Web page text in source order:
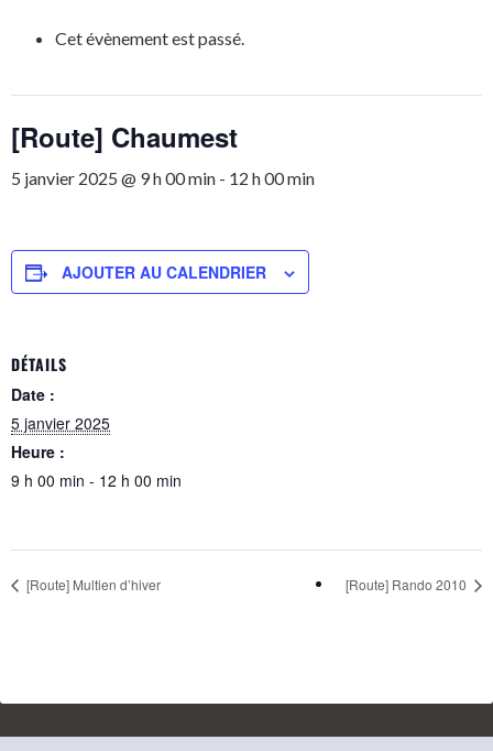
Cet évènement est passé.
[Route] Chaumest
5 janvier 2025 @ 9 h 00 min - 12 h 00 min
AJOUTER AU CALENDRIER
DÉTAILS
Date :
5 janvier 2025
Heure :
9 h 00 min - 12 h 00 min
[Route] Multien d’hiver [Route] Rando 2010